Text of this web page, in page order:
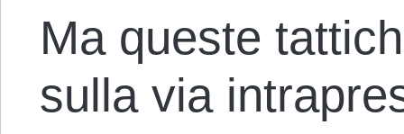
Ma queste
sulla via